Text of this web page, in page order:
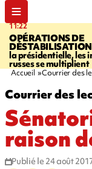
11:22
OPÉRATIONS DE
DÉSTABILISATION
la présidentielle, les
russes se multiplient
Accueil Courrier des
Courrier des
raison
Publié le 24 août